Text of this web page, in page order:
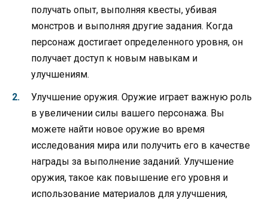
получать опыт, выполняя квесты, убивая
монстров и выполняя другие задания. Когда
персонаж достигает определенного уровня, он
получает доступ к новым навыкам и
улучшениям.
Улучшение оружия. Оружие играет важную роль
в увеличении силы вашего персонажа. Вы
можете найти новое оружие во время
исследования мира или получить его в качестве
награды за выполнение заданий. Улучшение
оружия, такое как повышение его уровня и
использование материалов для улучшения,